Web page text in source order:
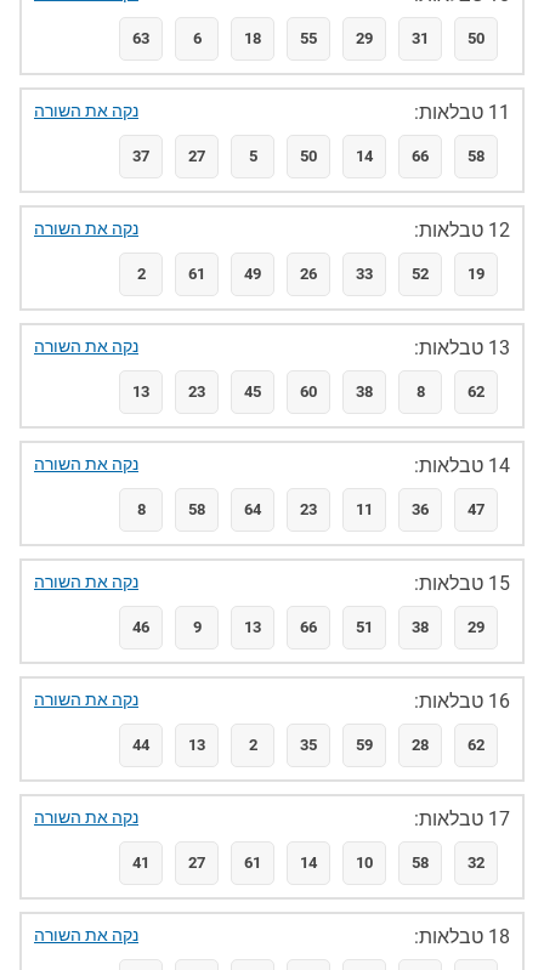
63 6 18 55 29 31 50
11 טבלאות:
37 27 5 50 14 66 58
נקה את השורה
12 טבלאות:
2 61 49 26 33 52 19
נקה את השורה
13 טבלאות:
13 23 45 60 38 8 62
נקה את השורה
14 טבלאות:
8 58 64 23 11 36 47
נקה את השורה
15 טבלאות:
46 9 13 66 51 38 29
נקה את השורה
16 טבלאות:
44 13 2 35 59 28 62
נקה את השורה
17 טבלאות:
41 27 61 14 10 58 32
נקה את השורה
18 טבלאות: נקה את השורה